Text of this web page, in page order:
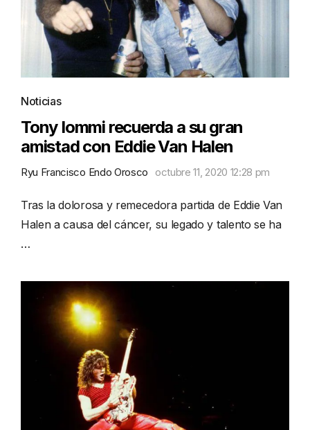
Noticias
Tony Iommi recuerda a su gran
amistad con Eddie Van Halen
Ryu Francisco Endo Orosco octubre 11, 2020 12:28 pm
Tras la dolorosa y remecedora partida de Eddie Van
Halen a causa del cáncer, su legado y talento se ha
…